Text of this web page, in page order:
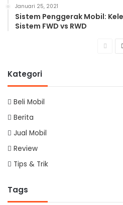
Januari 25, 2021
Sistem Penggerak Mobil:
Sistem FWD vs RWD
Kategori
Beli Mobil
Berita
Jual Mobil
Review
Tips & Trik
Tags